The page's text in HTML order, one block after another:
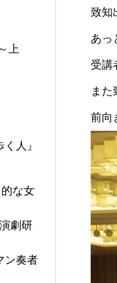
致知
あっ
受講
また
前向
上
人』
な女
劇研
ン奏者